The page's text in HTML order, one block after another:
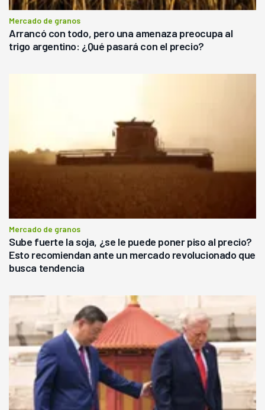
Mercado de granos
Arrancó con todo, pero una amenaza preocupa al
trigo argentino: ¿Qué pasará con el precio?
Mercado de granos
Sube fuerte la soja, ¿se le puede poner piso al precio?
Esto recomiendan ante un mercado revolucionado que
busca tendencia